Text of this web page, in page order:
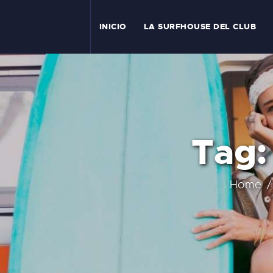
INICIO LA SURFHOUSE DEL CLUB
Home